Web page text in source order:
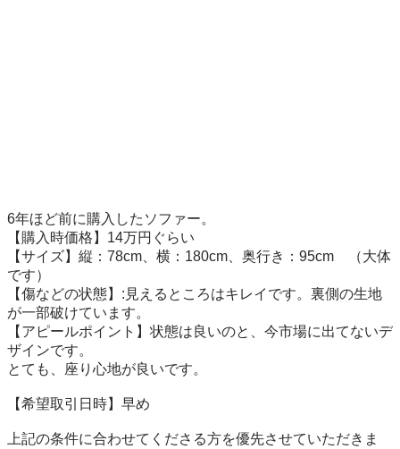
6年ほど前に購入したソファー。
【購入時価格】14万円ぐらい
【サイズ】縦：78cm、横：180cm、奥行き：95cm　（大体
です）
【傷などの状態】:見えるところはキレイです。裏側の生地
が一部破けています。
【アピールポイント】状態は良いのと、今市場に出てないデ
ザインです。
とても、座り心地が良いです。
【希望取引日時】早め
上記の条件に合わせてくださる方を優先させていただきま